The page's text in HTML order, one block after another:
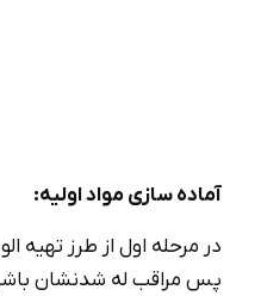
آماده سازی مواد اولیه:
پس مراقب له شدنشان